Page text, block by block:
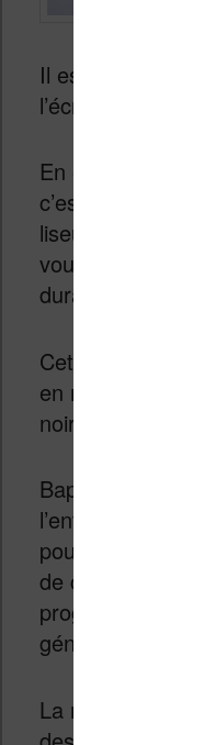
Il est
l’écran de la
En effet, plus
c’est
liseuse qui est
vous aurez les
durant de
Cette liseuse
en matière
noir et blanc.
Baptisé Carta
l’entreprise E
pouces est
de contraste.
progression par
génération.
La résolution de